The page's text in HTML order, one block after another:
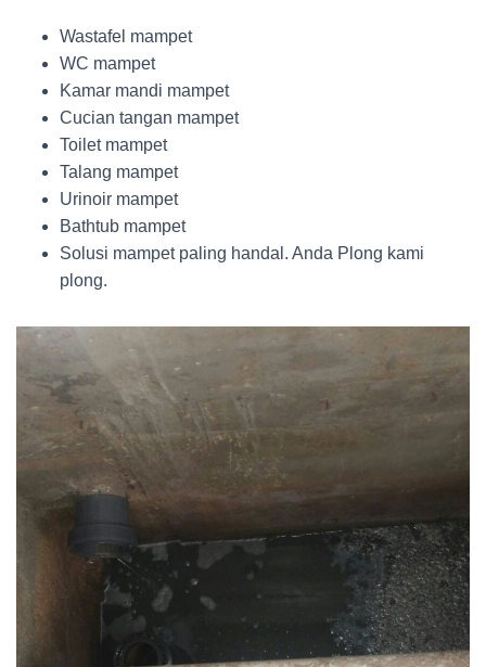
Wastafel mampet
WC mampet
Kamar mandi mampet
Cucian tangan mampet
Toilet mampet
Talang mampet
Urinoir mampet
Bathtub mampet
Solusi mampet paling handal. Anda Plong kami
plong.